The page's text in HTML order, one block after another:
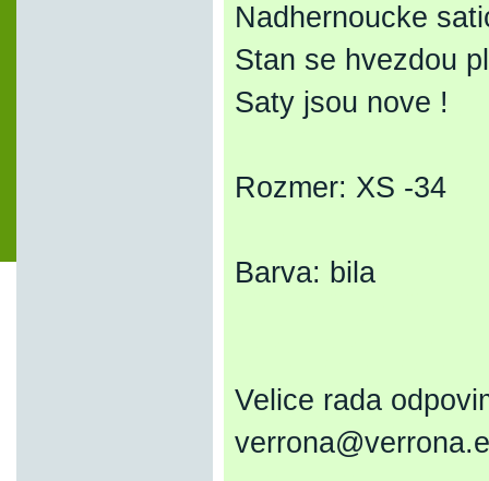
Nadhernoucke
Stan se hvezdou
Saty jsou nove !
Rozmer: XS -34
Barva: bila
Velice rada